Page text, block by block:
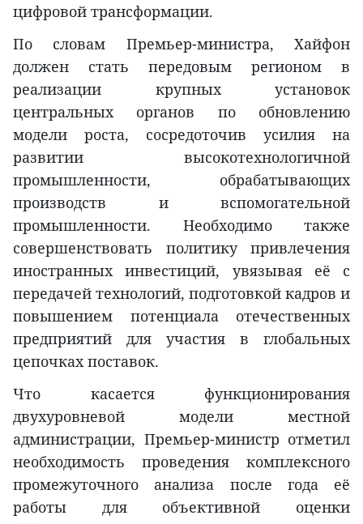
цифровой трансформации.
По словам Премьер-министра, Хайфон
должен стать передовым регионом в
реализации крупных установок
центральных органов по обновлению
модели роста, сосредоточив усилия на
развитии высокотехнологичной
промышленности, обрабатывающих
производств и вспомогательной
промышленности. Необходимо также
совершенствовать политику привлечения
иностранных инвестиций, увязывая её с
передачей технологий, подготовкой кадров и
повышением потенциала отечественных
предприятий для участия в глобальных
цепочках поставок.
Что касается функционирования
двухуровневой модели местной
администрации, Премьер-министр отметил
необходимость проведения комплексного
промежуточного анализа после года её
работы для объективной оценки